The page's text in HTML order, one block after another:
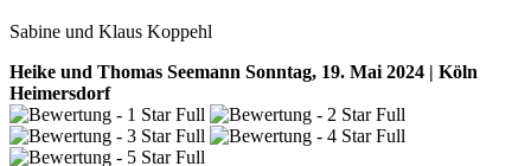
Sabine und Klaus Koppehl
Heike und Thomas Seemann Sonntag, 19. Mai 2024 | Köln
Heimersdorf